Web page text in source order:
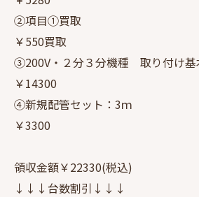
②項目①買取
￥550買取
③200V・２分３分機種 取り付け基
￥14300
④新規配管セット：3ｍ
￥3300
領収金額￥22330(税込)
↓↓↓台数割引↓↓↓